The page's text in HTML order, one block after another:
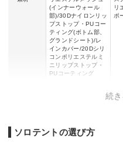
(インナーウォール
部)/30Dナイロンリッ
プストップ・PUコー
ティング(ボトム部、
グランドシート)/レ
インカバー/20Dシリ
コンポリエステルミ
ニリップストップ・
PUコーティング
リ
ポ
ウォール
ッシュ(インナーウォ
ール部)
続
ソロテントの選び方